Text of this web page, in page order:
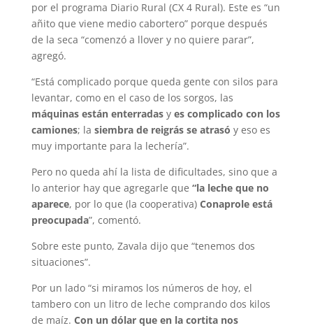
por el programa Diario Rural (CX 4 Rural). Este es “un
añito que viene medio cabortero” porque después
de la seca “comenzó a llover y no quiere parar”,
agregó.
“Está complicado porque queda gente con silos para
levantar, como en el caso de los sorgos, las
máquinas están enterradasy es complicado con los
camiones; la siembra de reigrás se atrasó y eso es
muy importante para la lechería”.
Pero no queda ahí la lista de dificultades, sino que a
lo anterior hay que agregarle que “la leche que no
aparece, por lo que (la cooperativa) Conaprole está
preocupada”, comentó.
Sobre este punto, Zavala dijo que “tenemos dos
situaciones”.
Por un lado “si miramos los números de hoy, el
tambero con un litro de leche comprando dos kilos
de maíz. Con un dólar que en la cortita nos